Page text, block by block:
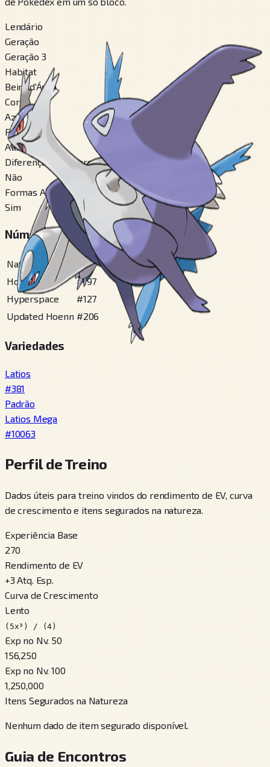
Lendário
Geração
Geração 3
Habitat
Beira d'Água
Cor
Azul
Formato
Alado
Diferença de Gênero
Não
Formas Alternáveis
Sim
Números em Pokédex Regionais
National
381
Hoenn
#197
Hyperspace
#127
Updated Hoenn #206
Variedades
Latios
#381
Padrão
Latios Mega
#10063
Perfil de Treino
Dados úteis para treino vindos do rendimento de EV, curva
de crescimento e itens segurados na natureza.
Experiência Base
270
Rendimento de EV
+3 Atq. Esp.
Curva de Crescimento
Lento
(5x³) / (4)
Exp no Nv. 50
156,250
Exp no Nv. 100
1,250,000
Itens Segurados na Natureza
Nenhum dado de item segurado disponível.
Guia de Encontros